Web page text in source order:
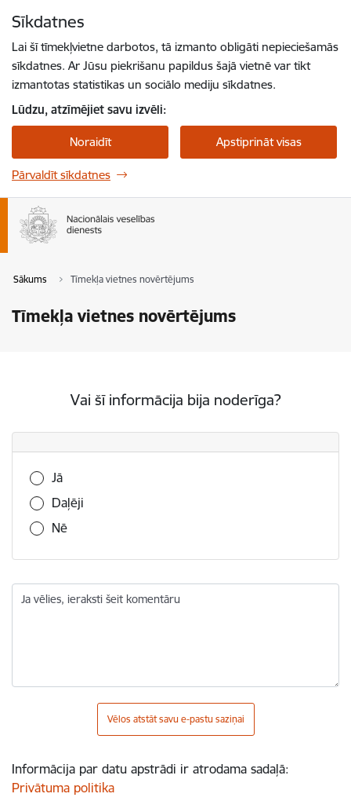
Sīkdatnes
Lai šī tīmekļvietne darbotos, tā izmanto obligāti nepieciešamās
sīkdatnes. Ar Jūsu piekrišanu papildus šajā vietnē var tikt
izmantotas statistikas un sociālo mediju sīkdatnes.
Lūdzu, atzīmējiet savu izvēli:
Noraidīt Apstiprināt visas
Pārvaldīt sīkdatnes
Sākums Tīmekļa vietnes novērtējums
Tīmekļa vietnes novērtējums
Vai šī informācija bija noderīga?
Vai šī informācija bija noderīga?
Jā
Daļēji
Nē
Ja vēlies, ieraksti šeit komentāru
Vēlos atstāt savu e-pastu saziņai
Informācija par datu apstrādi ir atrodama sadaļā:
Privātuma politika